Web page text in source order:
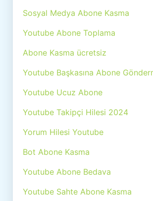
Sosyal Medya Abone Kasma
Youtube Abone Toplama
Abone Kasma ücretsiz
Youtube Başkasına Abone
Youtube Ucuz Abone
Youtube Takipçi Hilesi 2024
Yorum Hilesi Youtube
Bot Abone Kasma
Youtube Abone Bedava
Youtube Sahte Abone Kasma